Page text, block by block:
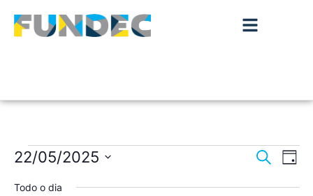
de
Pesquisar
Dia
22/05/2025
a
Todo o dia